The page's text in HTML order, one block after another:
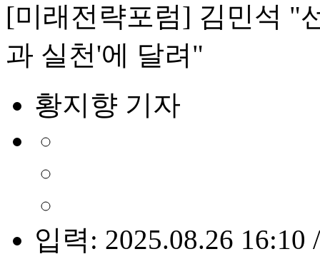
[미래전략포럼] 김민석 "
과 실천'에 달려"
황지향 기자
입력: 2025.08.26 16:10